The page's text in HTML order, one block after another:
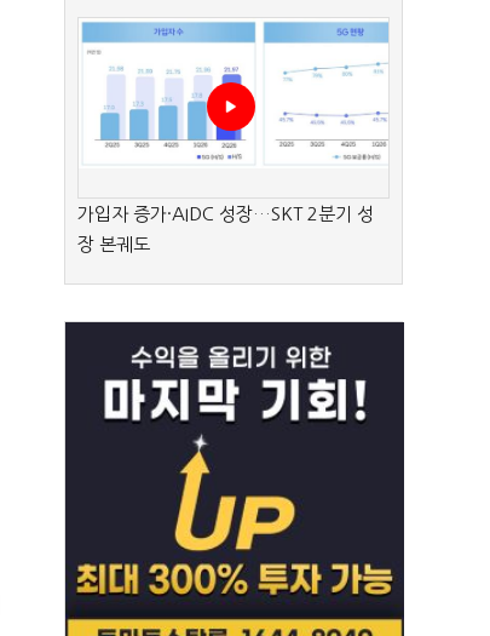
가입자 증가·AIDC 성장…SKT 2분기 성
장 본궤도